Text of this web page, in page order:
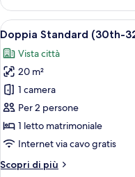
Floor)
Economy,
non
fumatori
(26th-
32th
High
Floor)
Apri
tutte
le
foto
per
Doppia
Standard
(30th-
High
11
Doppia Standard (30th-
Vista città
20 m²
1 camera
Per 2 persone
1 letto matrimoniale
Internet via cavo gratis
Scopri di più
Altri